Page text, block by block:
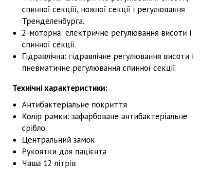
спинної секціїї, ножної секції і регулювання
Тренделенбурга.
2-моторна: електричне регулювання висоти і
спинної секції.
Гідравлічна: гідравлічне регулювання висоти і
пневматичне регулювання спинної секції.
Технічні характеристики:
Антибактеріальне покриття
Колір рамки: зафарбоване антибактеріальне
срібло
Центральний замок
Рукоятки для пацієнта
Чаша 12 літрів